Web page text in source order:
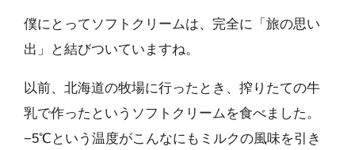
僕にとってソフトクリームは、完全に「旅の思い
出」と結びついていますね。
以前、北海道の牧場に行ったとき、搾りたての牛
乳で作ったというソフトクリームを食べました。
−5℃という温度がこんなにもミルクの風味を引き